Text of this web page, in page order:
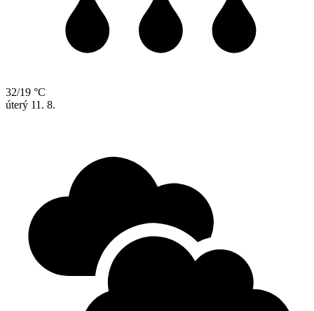
32/19 °C
úterý 11. 8.